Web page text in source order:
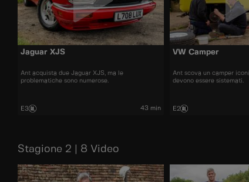
Jaguar XJS
Ant acquista due Jaguar XJS, ma le
problematiche sono numerose.
E3 43 min
VW Camper
Ant scova un camper
devono essere sistemati.
E2
Stagione 2 | 8 Video